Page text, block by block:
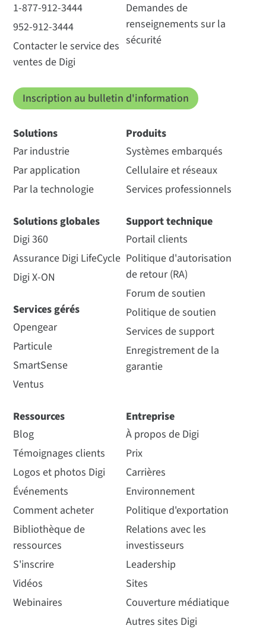
1-877-912-3444
952-912-3444
Contacter le service des
ventes de Digi
Demandes de
renseignements sur la
sécurité
Inscription au bulletin d'information
Solutions
Par industrie
Par application
Par la technologie
Solutions globales
Digi 360
Assurance Digi LifeCycle
Digi X-ON
Services gérés
Opengear
Particule
SmartSense
Ventus
Produits
Systèmes embarqués
Cellulaire et réseaux
Services professionnels
Support technique
Portail clients
Politique d'autorisation
de retour (RA)
Forum de soutien
Politique de soutien
Services de support
Enregistrement de la
garantie
Ressources
Blog
Témoignages clients
Logos et photos Digi
Événements
Comment acheter
Bibliothèque de
ressources
S'inscrire
Vidéos
Webinaires
Entreprise
À propos de Digi
Prix
Carrières
Environnement
Politique d'exportation
Relations avec les
investisseurs
Leadership
Sites
Couverture médiatique
Autres sites Digi